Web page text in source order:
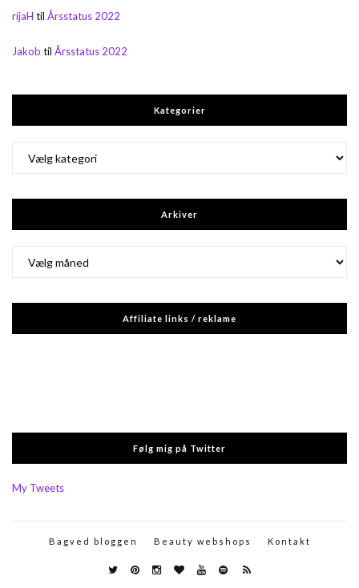
rijaH til Årsstatus 2022
Jakob til Årsstatus 2022
Kategorier
Arkiver
Affiliate links / reklame
Følg mig på Twitter
My Tweets
Bagved bloggen Beauty webshops Kontakt